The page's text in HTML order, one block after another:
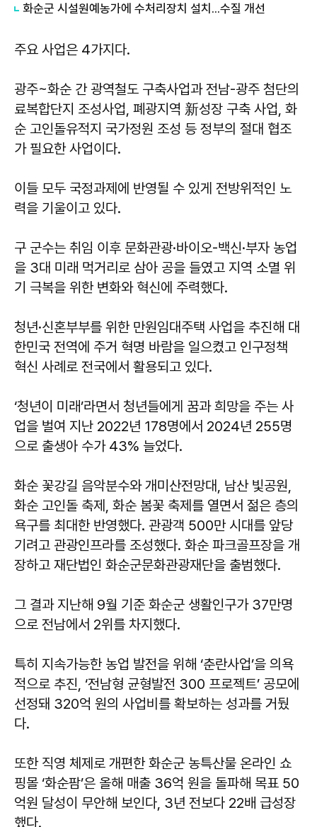
화순군 시설원예농가에 수처리장치 설치...수질 개선
주요 사업은 4가지다.
광주~화순 간 광역철도 구축사업과 전남-광주 첨단의
료복합단지 조성사업, 폐광지역 新성장 구축 사업, 화
순 고인돌유적지 국가정원 조성 등 정부의 절대 협조
가 필요한 사업이다.
이들 모두 국정과제에 반영될 수 있게 전방위적인 노
력을 기울이고 있다.
구 군수는 취임 이후 문화관광·바이오-백신·부자 농업
을 3대 미래 먹거리로 삼아 공을 들였고 지역 소멸 위
기 극복을 위한 변화와 혁신에 주력했다.
청년·신혼부부를 위한 만원임대주택 사업을 추진해 대
한민국 전역에 주거 혁명 바람을 일으켰고 인구정책
혁신 사례로 전국에서 활용되고 있다.
‘청년이 미래’라면서 청년들에게 꿈과 희망을 주는 사
업을 벌여 지난 2022년 178명에서 2024년 255명
으로 출생아 수가 43% 늘었다.
화순 꽃강길 음악분수와 개미산전망대, 남산 빛공원,
화순 고인돌 축제, 화순 봄꽃 축제를 열면서 젊은 층의
욕구를 최대한 반영했다. 관광객 500만 시대를 앞당
기려고 관광인프라를 조성했다. 화순 파크골프장을 개
장하고 재단법인 화순군문화관광재단을 출범했다.
그 결과 지난해 9월 기준 화순군 생활인구가 37만명
으로 전남에서 2위를 차지했다.
특히 지속가능한 농업 발전을 위해 ‘춘란사업’을 의욕
적으로 추진, ‘전남형 균형발전 300 프로젝트’ 공모에
선정돼 320억 원의 사업비를 확보하는 성과를 거뒀
다.
또한 직영 체제로 개편한 화순군 농특산물 온라인 쇼
핑몰 ‘화순팜’은 올해 매출 36억 원을 돌파해 목표 50
억원 달성이 무안해 보인다, 3년 전보다 22배 급성장
했다.